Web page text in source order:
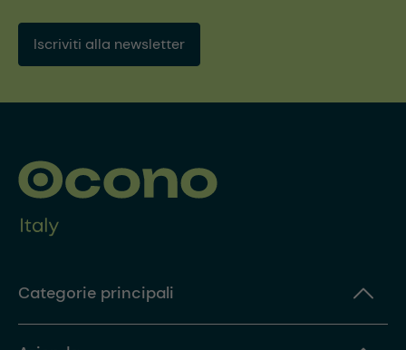
Iscriviti alla newsletter
Categorie principali